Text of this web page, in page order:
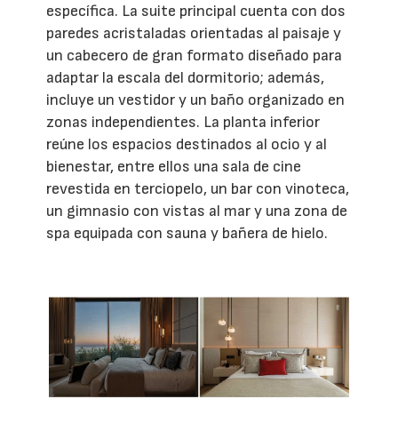
específica. La suite principal cuenta con dos
paredes acristaladas orientadas al paisaje y
un cabecero de gran formato diseñado para
adaptar la escala del dormitorio; además,
incluye un vestidor y un baño organizado en
zonas independientes. La planta inferior
reúne los espacios destinados al ocio y al
bienestar, entre ellos una sala de cine
revestida en terciopelo, un bar con vinoteca,
un gimnasio con vistas al mar y una zona de
spa equipada con sauna y bañera de hielo.